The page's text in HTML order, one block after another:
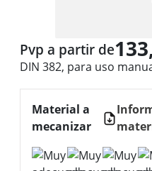
Pvp a partir de
DIN 382, para uso
Material a
mecanizar